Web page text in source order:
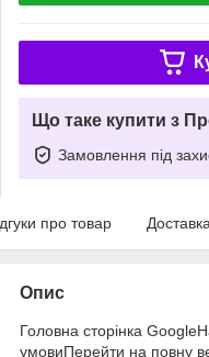
Що таке купити з
Замовлення під
про товар Доставка
Опис
Головна сторінка
умовиПерейти на повну